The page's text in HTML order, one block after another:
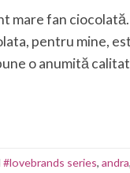
mare fan
pentru mine,
o anumită
#lovebrands series, andra,